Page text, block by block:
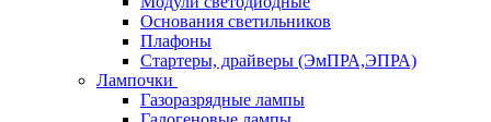
Основания светильников
Плафоны
Стартеры, драйверы (ЭмПРА,ЭПРА)
Лампочки
Газоразрядные лампы